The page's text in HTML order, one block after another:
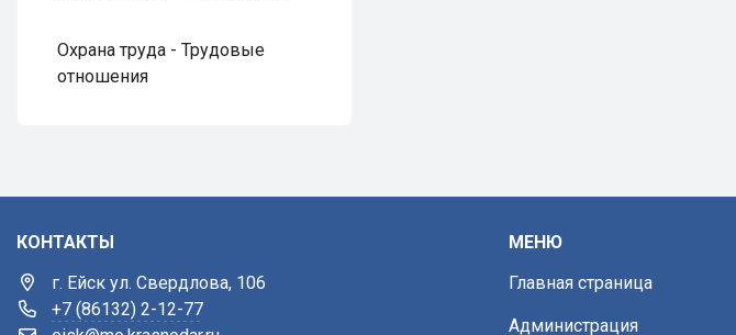
Охрана труда - Трудовые
отношения
КОНТАКТЫ
г. Ейск ул. Свердлова, 106
+7 (86132) 2-12-77
МЕНЮ
Главная страница
Администрация